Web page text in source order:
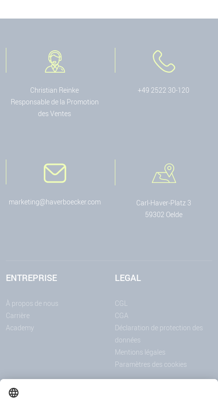
Christian Reinke
Responsable de la Promotion
des Ventes
+49 2522 30-120
marketing@haverboecker.com
Carl-Haver-Platz 3
59302 Oelde
ENTREPRISE
À propos de nous
Carrière
Academy
LEGAL
CGL
CGA
Déclaration de protection des
données
Mentions légales
Paramètres des cookies
ANNONCES